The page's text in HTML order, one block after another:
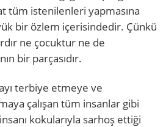
tüm istenilenleri yapmasına
bir özlem içerisindedir. Çünkü
ne çocuktur ne de
bir parçasıdır.
terbiye etmeye ve
çalışan tüm insanlar gibi
kokularıyla sarhoş ettiği